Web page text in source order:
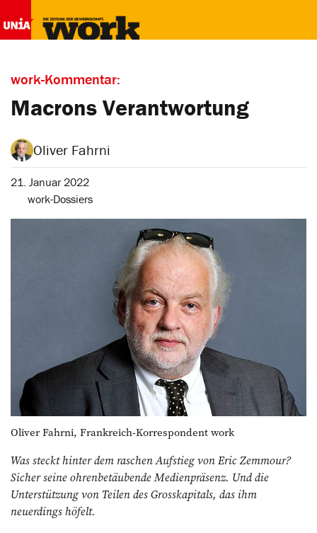
work-Kommentar:
Macrons Verantwortung
Oliver Fahrni
21. Januar 2022
work-Dossiers
Oliver Fahrni, Frankreich-Korrespondent work
Was steckt hinter dem raschen Aufstieg von Eric Zemmour?
Sicher seine ohrenbetäubende Medienpräsenz. Und die
Unterstützung von Teilen des Grosskapitals, das ihm
neuerdings höfelt.